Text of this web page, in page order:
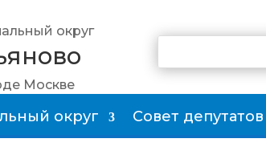
округ
Москве
округ Совет депутатов